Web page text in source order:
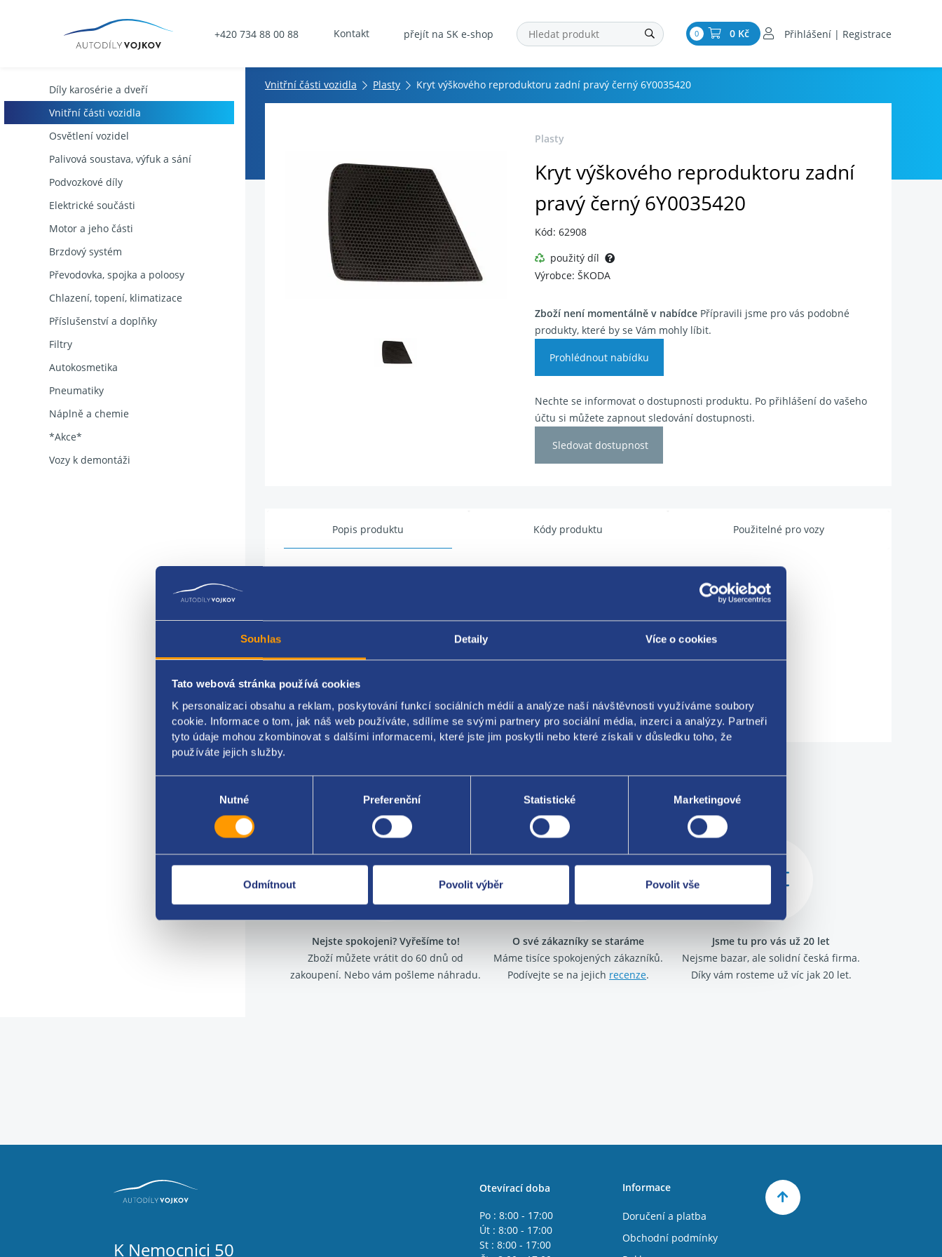
Souhlas Detaily Více o cookies
Tato webová stránka používá cookies
K personalizaci obsahu a reklam, poskytování funkcí sociálních médií a analýze naší návštěvnosti využíváme soubory
cookie. Informace o tom, jak náš web používáte, sdílíme se svými partnery pro sociální média, inzerci a analýzy. Partneři
tyto údaje mohou zkombinovat s dalšími informacemi, které jste jim poskytli nebo které získali v důsledku toho, že
používáte jejich služby.
Nutné Preferenční Statistické Marketingové
Odmítnout Povolit výběr Povolit vše
+420 734 88 00 88 Kontakt přejít na SK e-shop 0 0 Kč Přihlášení | Registrace
Díly karosérie a dveří
Vnitřní části vozidla
Osvětlení vozidel
Palivová soustava, výfuk a sání
Podvozkové díly
Elektrické součásti
Motor a jeho části
Brzdový systém
Převodovka, spojka a poloosy
Chlazení, topení, klimatizace
Příslušenství a doplňky
Filtry
Autokosmetika
Pneumatiky
Náplně a chemie
*Akce*
Vozy k demontáži
Vnitřní části vozidla Plasty Kryt výškového reproduktoru zadní pravý černý 6Y0035420
Plasty
Kryt výškového reproduktoru zadní
pravý černý 6Y0035420
Kód: 62908
použitý díl
Výrobce: ŠKODA
Zboží není momentálně v nabídcePřípravili jsme pro vás podobné
produkty, které by se Vám mohly líbit.
Prohlédnout nabídku
Nechte se informovat o dostupnosti produktu. Po přihlášení do vašeho
účtu si můžete zapnout sledování dostupnosti.
Sledovat dostupnost
Popis produktu Kódy produktu Použitelné pro vozy
Za kvalitu ručíme!
Nejste spokojeni? Vyřešíme to!
Zboží můžete vrátit do 60 dnů od
zakoupení. Nebo vám pošleme náhradu.
O své zákazníky se staráme
Máme tisíce spokojených zákazníků.
Podívejte se na jejich recenze.
Jsme tu pro vás už 20 let
Nejsme bazar, ale solidní česká firma.
Díky vám rosteme už víc jak 20 let.
K Nemocnici 50
Otevírací doba
Po : 8:00 - 17:00
Út : 8:00 - 17:00
St : 8:00 - 17:00
Informace
Doručení a platba
Obchodní podmínky